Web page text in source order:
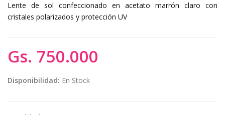
Lente de sol confeccionado en acetato marrón claro con
cristales polarizados y protección UV
Gs. 750.000
Disponibilidad: En Stock